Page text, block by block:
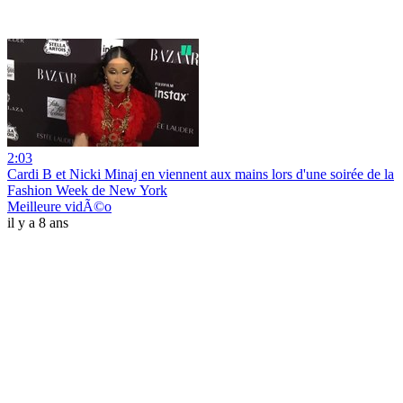
2:03
Cardi B et Nicki Minaj en viennent aux mains lors d'une soirée de la
Fashion Week de New York
Meilleure vidÃ©o
il y a 8 ans